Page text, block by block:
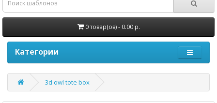
0 товар(ов) - 0.00 р.
Категории
3d owl tote box